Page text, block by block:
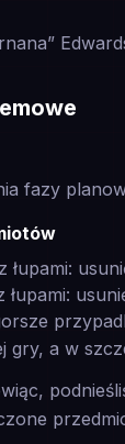
fazy
łupami:
łupami:
gry, a w